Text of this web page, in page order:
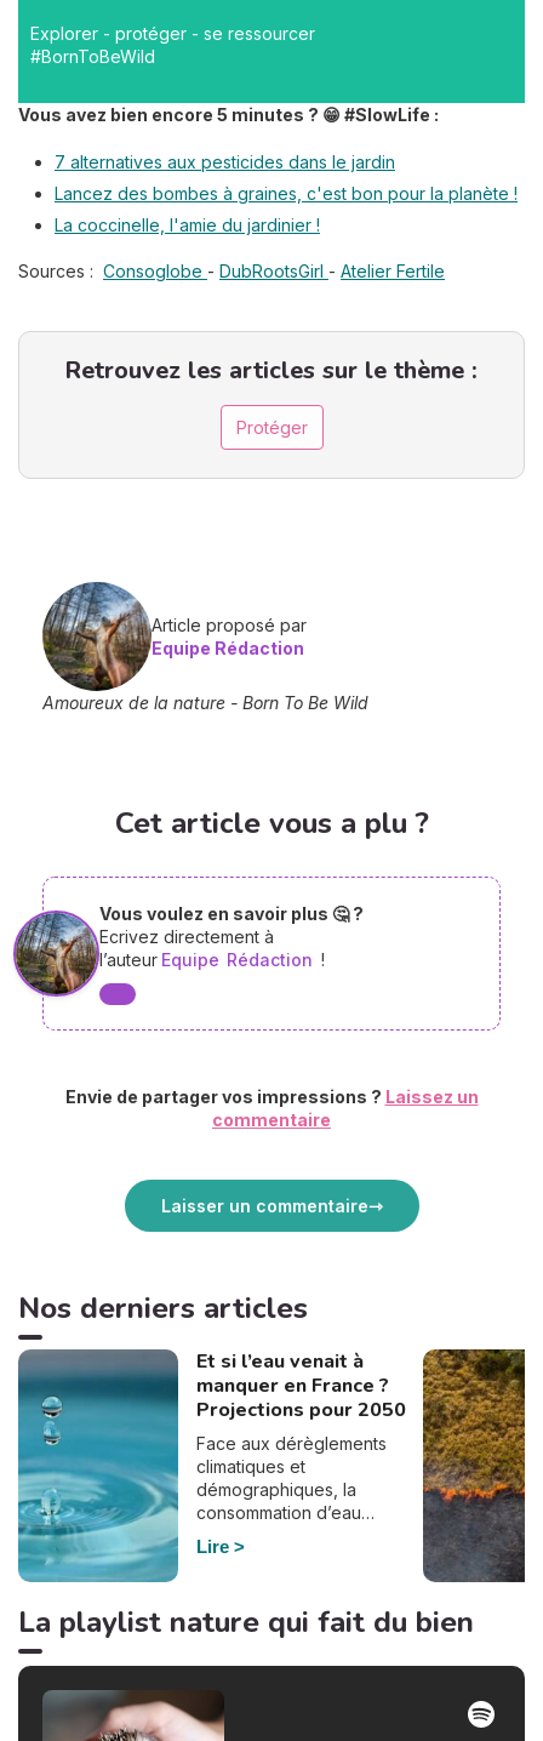
Explorer - protéger - se ressourcer
#BornToBeWild
Vous avez bien encore 5 minutes ? 😁 #SlowLife :
7 alternatives aux pesticides dans le jardin
Lancez des bombes à graines, c'est bon pour la planète !
La coccinelle, l'amie du jardinier !
Sources : Consoglobe - DubRootsGirl - Atelier Fertile
Retrouvez les articles sur le thème :
Protéger
Article proposé par
Equipe Rédaction
Amoureux de la nature - Born To Be Wild
Cet article vous a plu ?
Vous voulez en savoir plus 🤔 ?
Ecrivez directement à
l’auteur Equipe Rédaction !
Envie de partager vos impressions ? Laissez un
commentaire
Laisser un commentaire
Nos derniers articles
Et si l’eau venait à
manquer en France ?
Projections pour 2050
Face aux dérèglements
climatiques et
démographiques, la
consommation d’eau
pourrait bien doubler en
France d’ici à 2050. En
Stratégie, commandé par
la demande en eau pourrait
augmenter de manière
Lire
La playlist nature qui fait du bien